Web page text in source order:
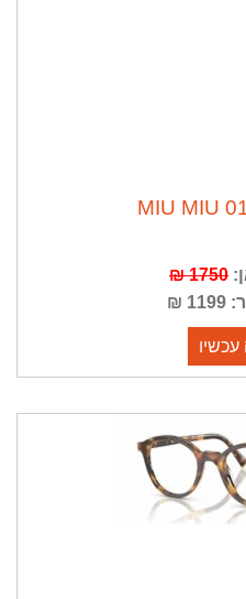
MIU MIU
1750 ₪
₪
עכשיו